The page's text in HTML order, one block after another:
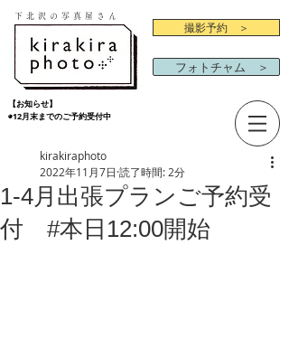
下北沢の写真屋さん
撮影予約 ＞
フォトチャム ＞
【お知らせ】
◉12月末までのご予約受付中
1-4月出張プランご予約受
付 #本日12:00開始
kirakiraphoto
2022年11月7日 読了時間: 2分